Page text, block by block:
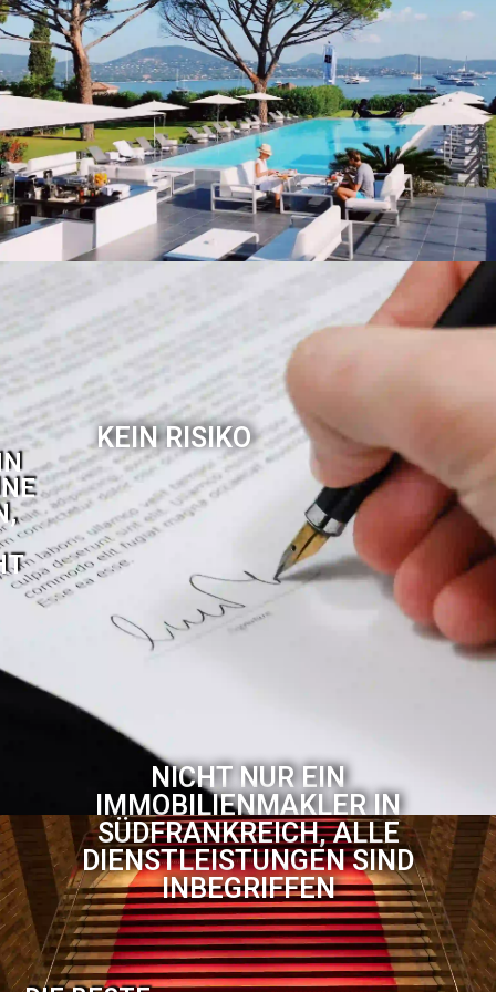
KEIN RISIKO
NICHT NUR EIN
IMMOBILIENMAKLER IN
SÜDFRANKREICH, ALLE
DIENSTLEISTUNGEN SIND
INBEGRIFFEN